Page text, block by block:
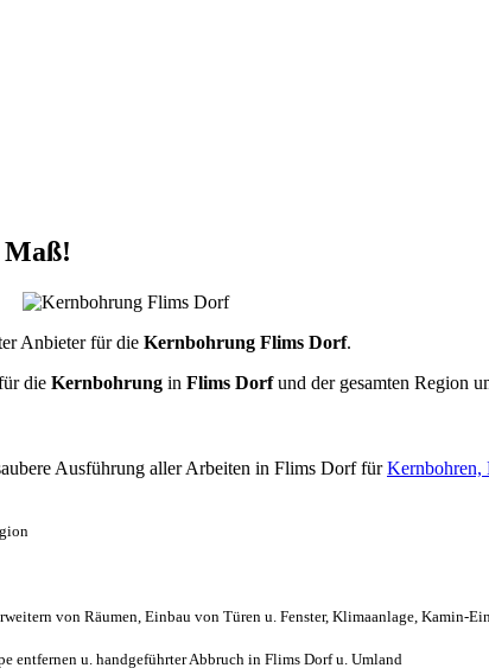
Anbieter für die Kernbohrung Flims Dorf.
die Kernbohrung in Flims Dorfund der gesamten Region
Ausführung aller Arbeiten in Flims Dorf fürKernbohren,
von Räumen, Einbau von Türen u. Fenster, Klimaanlage, Kamin-
entfernen u. handgeführter Abbruch in Flims Dorf u. Umland